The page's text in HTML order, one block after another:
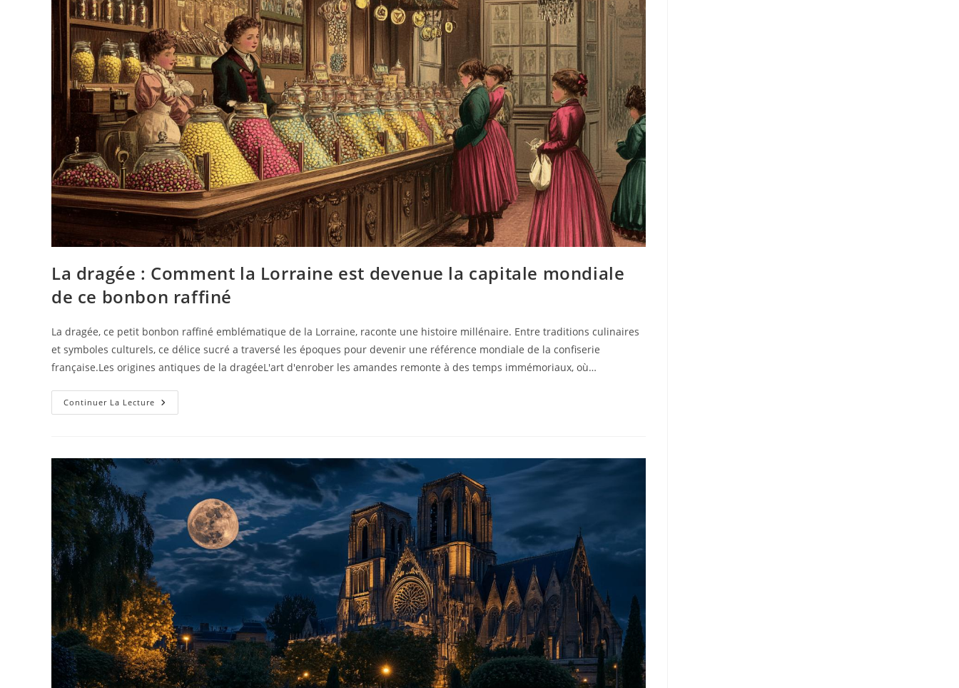
La dragée : Comment la Lorraine est devenue la capitale mondiale
de ce bonbon raffiné
La dragée, ce petit bonbon raffiné emblématique de la Lorraine, raconte une histoire millénaire. Entre traditions culinaires
et symboles culturels, ce délice sucré a traversé les époques pour devenir une référence mondiale de la confiserie
française.Les origines antiques de la dragéeL'art d'enrober les amandes remonte à des temps immémoriaux, où…
Continuer La Lecture La
Dragée
Est
Devenue
La
Capitale
Mondiale
De
Ce
Bonbon
Raffiné